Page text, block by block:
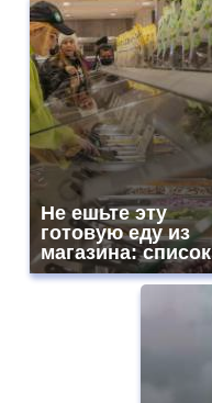
Не ешьте эту
готовую еду из
магазина: список